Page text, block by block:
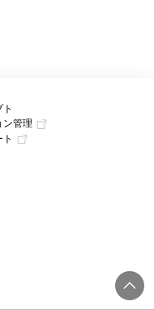
ン管理